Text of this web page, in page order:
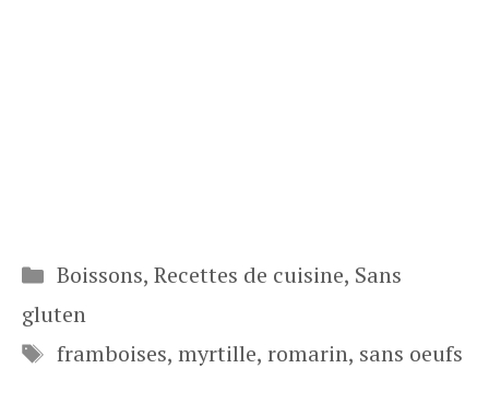
Catégories
Boissons, Recettes de cuisine, Sans
gluten
Étiquettes
framboises, myrtille, romarin, sans oeufs